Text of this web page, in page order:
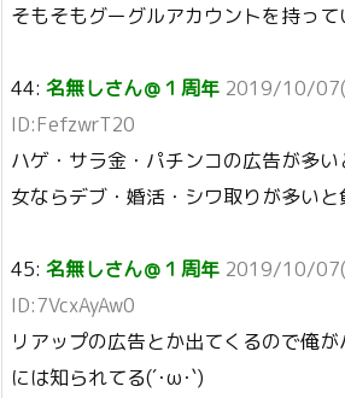
そもそもグーグルアカウントを持っ
44: 名無しさん＠１周年 2019/10/
ID:FefzwrT20
ハゲ・サラ金・パチンコの広告が多い
女ならデブ・婚活・シワ取りが多いと
45: 名無しさん＠１周年 2019/10/
ID:7VcxAyAw0
リアップの広告とか出てくるので俺
には知られてる(´･ω･`)